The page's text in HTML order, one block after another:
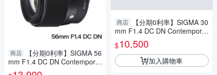
商店
【分期0利率】SIGMA 56
mm F1.4 DC DN Contemporar
y for SONY E接環 恆伸公司貨
商店
【分期0利率】SIGMA 30
mm F1.4 DC DN Contemporar
y for FUJI X接環 恆伸公司貨
免運 德寶光學
$10,500
加入購物車